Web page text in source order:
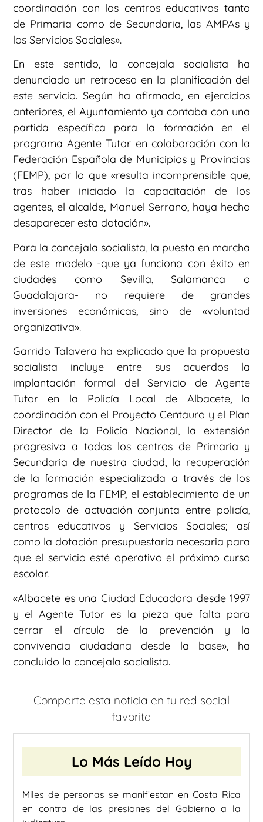
coordinación con los centros educativos tanto
de Primaria como de Secundaria, las AMPAs y
los Servicios Sociales».
En este sentido, la concejala socialista ha
denunciado un retroceso en la planificación del
este servicio. Según ha afirmado, en ejercicios
anteriores, el Ayuntamiento ya contaba con una
partida específica para la formación en el
programa Agente Tutor en colaboración con la
Federación Española de Municipios y Provincias
(FEMP), por lo que «resulta incomprensible que,
tras haber iniciado la capacitación de los
agentes, el alcalde, Manuel Serrano, haya hecho
desaparecer esta dotación».
Para la concejala socialista, la puesta en marcha
de este modelo -que ya funciona con éxito en
ciudades como Sevilla, Salamanca o
Guadalajara- no requiere de grandes
inversiones económicas, sino de «voluntad
organizativa».
Garrido Talavera ha explicado que la propuesta
socialista incluye entre sus acuerdos la
implantación formal del Servicio de Agente
Tutor en la Policía Local de Albacete, la
coordinación con el Proyecto Centauro y el Plan
Director de la Policía Nacional, la extensión
progresiva a todos los centros de Primaria y
Secundaria de nuestra ciudad, la recuperación
de la formación especializada a través de los
programas de la FEMP, el establecimiento de un
protocolo de actuación conjunta entre policía,
centros educativos y Servicios Sociales; así
como la dotación presupuestaria necesaria para
que el servicio esté operativo el próximo curso
escolar.
«Albacete es una Ciudad Educadora desde 1997
y el Agente Tutor es la pieza que falta para
cerrar el círculo de la prevención y la
convivencia ciudadana desde la base», ha
concluido la concejala socialista.
Comparte esta noticia en tu red social
favorita
Lo Más Leído Hoy
Miles de personas se manifiestan en Costa Rica
en contra de las presiones del Gobierno a la